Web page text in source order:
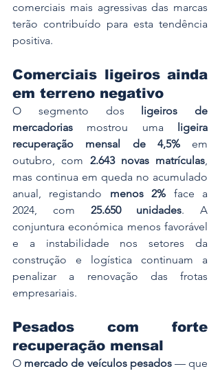
comerciais mais agressivas das marcas
terão contribuído para esta tendência
positiva.
Comerciais ligeiros ainda
em terreno negativo
O segmento dos
ligeiros de
mercadorias mostrou uma
ligeira
recuperação mensal de 4,5% em
outubro, com 2.643 novas matrículas,
mas continua em queda no acumulado
anual, registando menos 2% face a
2024, com 25.650 unidades. A
conjuntura económica menos favorável
e a instabilidade nos setores da
construção e logística continuam a
penalizar a renovação das frotas
empresariais.
Pesados com forte
recuperação mensal
O mercado de veículos pesados — que